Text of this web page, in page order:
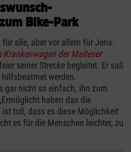
Bike-Park
für alle, aber vor allem für Jens.
Krankenwagen der Malteser
seiner Strecke begleitet. Er saß
werden.
gar nicht so einfach, ihn zum
haben das die
ist toll, dass es diese Möglichkeit
es für die Menschen leichter, zu